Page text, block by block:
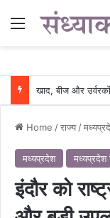
Menu
Home /राज्य /
मध्यप्रदेश मध्यप्रदेश
इंदौर को